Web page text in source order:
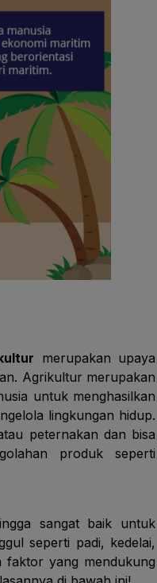
merupakan upaya
Agrikultur merupakan
untuk menghasilkan
lingkungan hidup.
peternakan dan bisa
produk seperti
sangat baik untuk
seperti padi, kedelai,
faktor yang mendukung